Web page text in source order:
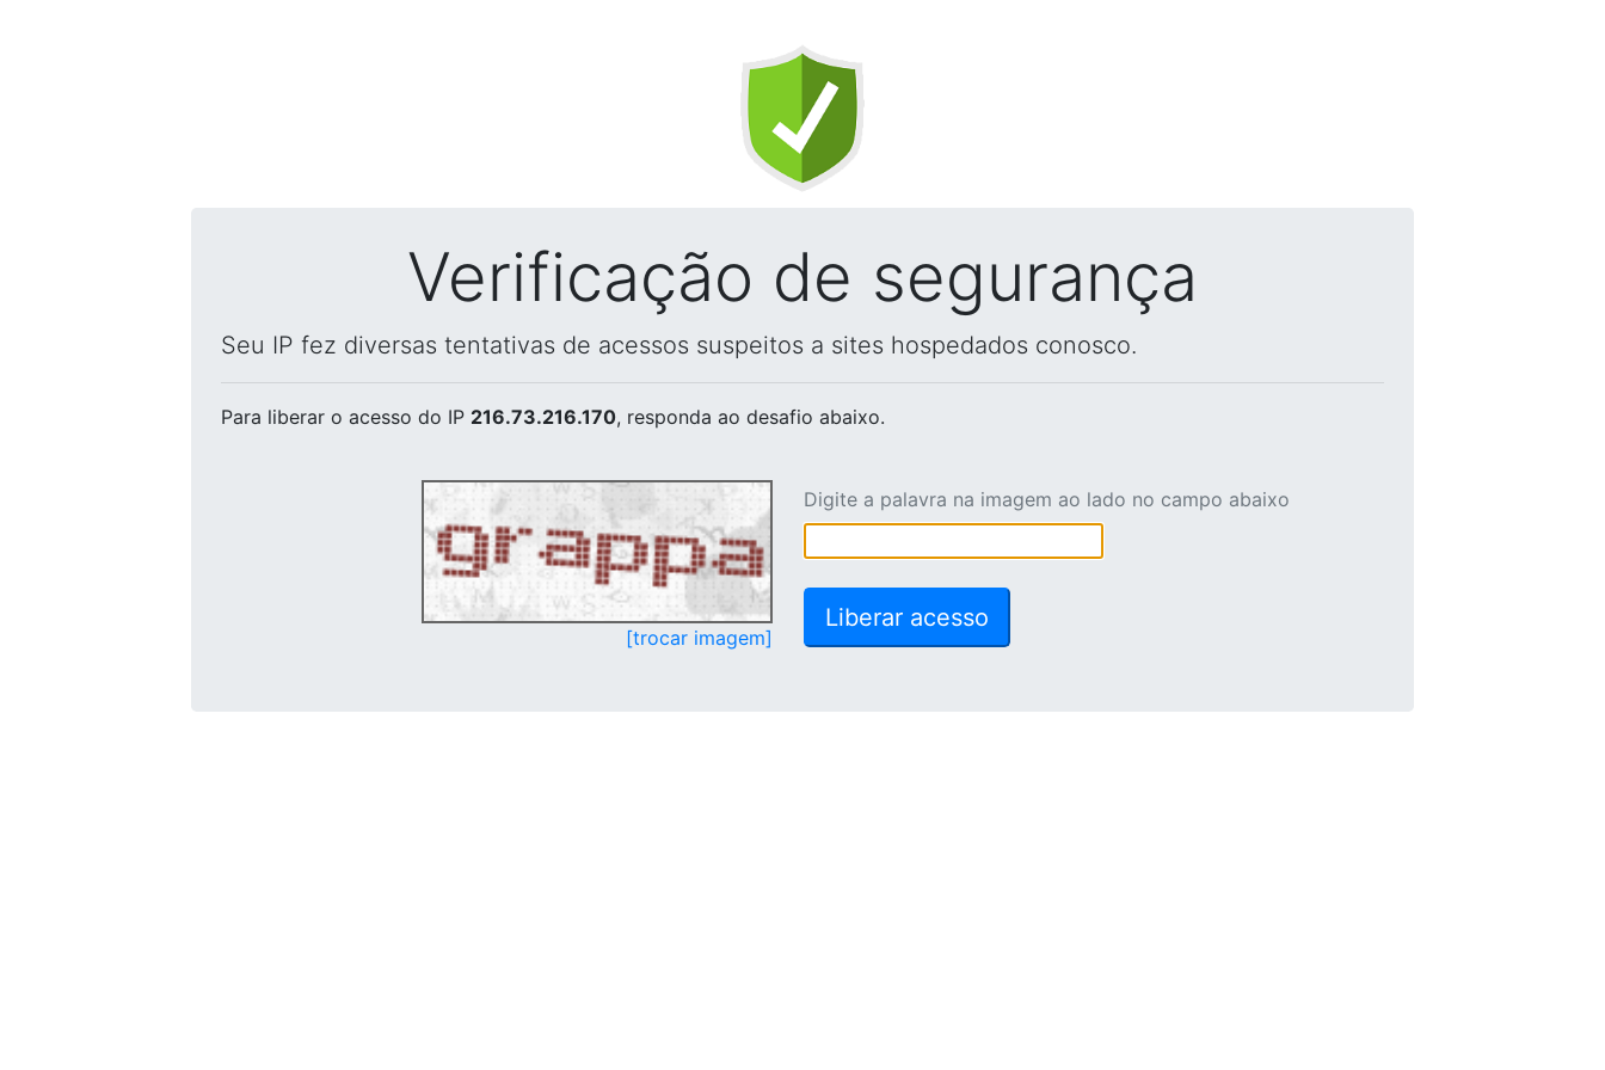
Verificação de segurança
Seu IP fez diversas tentativas de acessos suspeitos a sites hospedados conosco.
Para liberar o acesso do IP 216.73.216.170, responda ao desafio abaixo.
[trocar imagem]
Digite a palavra na imagem ao lado no campo abaixo